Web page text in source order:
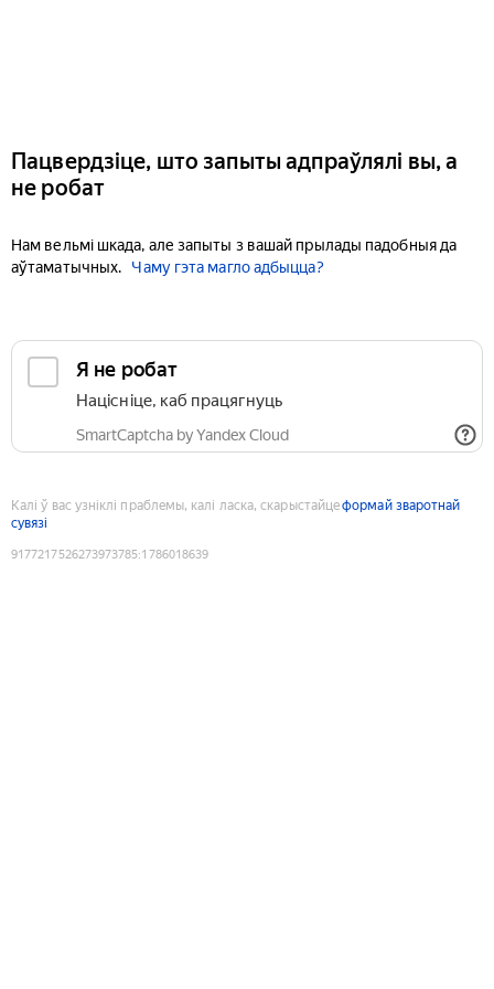
Пацвердзіце, што запыты адпраўлялі вы, а
не робат
Нам вельмі шкада, але запыты з вашай прылады падобныя да
аўтаматычных.
Чаму гэта магло адбыцца?
Я не робат
Націсніце, каб працягнуць
SmartCaptcha by Yandex Cloud
Калі ў вас узніклі праблемы, калі ласка, скарыстайцеформай зваротнай
сувязі
9177217526273973785:1786018639